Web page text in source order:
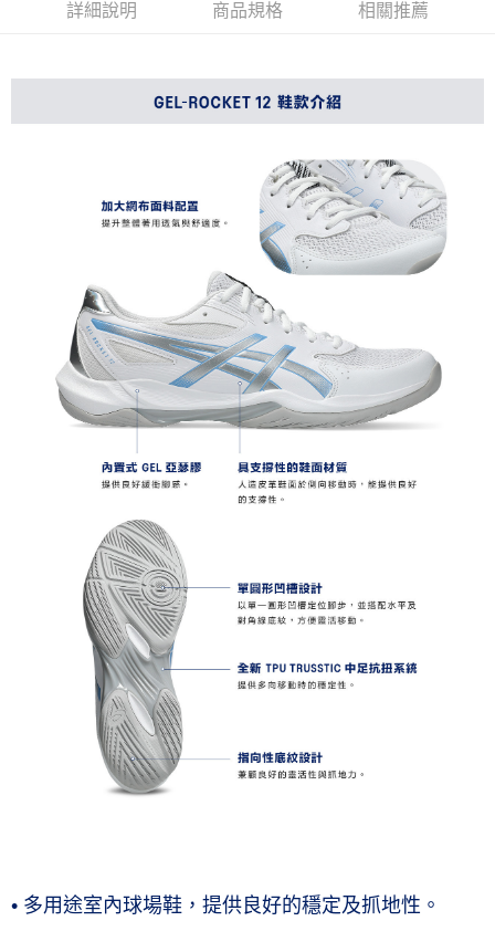
匯豐（台灣）商業銀行
華泰商業銀行
玉山商業銀行
星展（台灣）商業銀行
中國信託商業銀行
台灣樂天信用卡公司
作天到貨
付款後萊爾富取貨(僅限台灣本島，離島恕不配送) 預計5-7個
付款後7-11取貨(僅限台灣本島，離島恕不配送) 預計5-7個工
每筆NT$60，滿NT$1,000(含以上)免運費
黑貓宅急便 (僅限台灣本島，離島恕不配送) 預計2-3個工作天到貨
每筆NT$120，滿NT$1,500(含以上)免運費
詳細說明 商品規格 相關推薦
• 多用途室內球場鞋，提供良好的穩定及抓地性。